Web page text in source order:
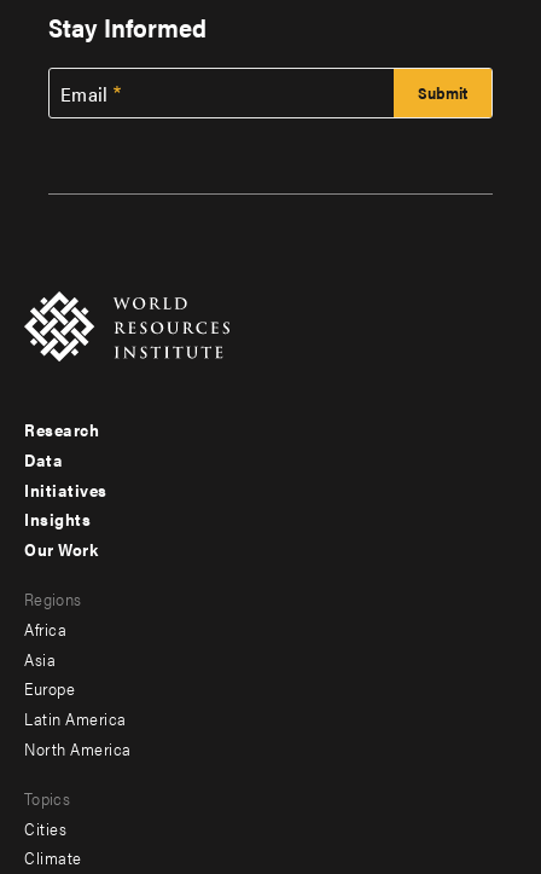
Stay Informed
Email
Footer
menu
-
Research
Data
Initiatives
Insights
menu
-
secondary
Our Work
Regions
Africa
Asia
Europe
Latin America
North America
Topics
Cities
Climate